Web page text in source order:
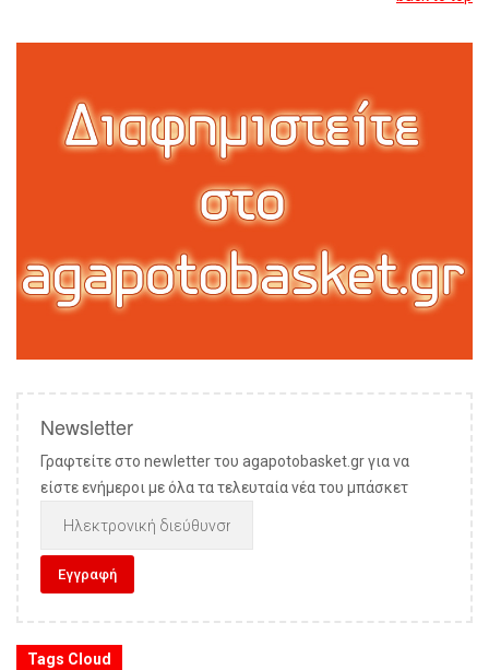
Newsletter
Γραφτείτε στο newletter του agapotobasket.gr για να
είστε ενήμεροι με όλα τα τελευταία νέα του μπάσκετ
Tags Cloud